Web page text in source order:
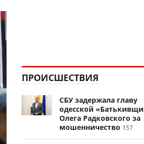
ПРОИСШЕСТВИЯ
СБУ задержала главу
одесской
Олега Радковского за
мошенничество 157